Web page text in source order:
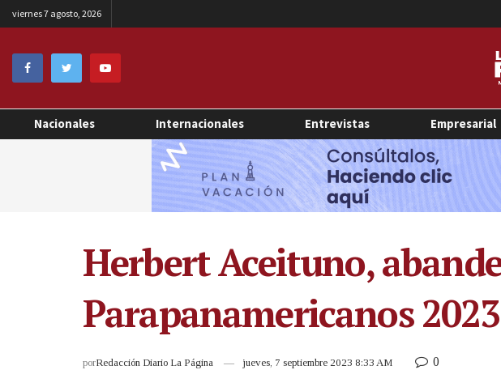
viernes 7 agosto, 2026
Nacionales Internacionales Entrevistas Empresarial
Herbert Aceituno,
Parapanamericanos 2023
porRedacción Diario La Página jueves, 7 septiembre 2023 8:33 AM 0